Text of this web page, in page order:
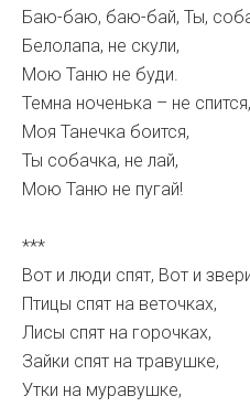
Баю-баю, баю-бай, Ты,
Белолапа, не скули,
Мою Таню не буди.
Темна ноченька – не спится,
Моя Танечка боится,
Ты собачка, не лай,
Мою Таню не пугай!
***
Вот и люди спят, Вот и
Птицы спят на веточках,
Лисы спят на горочках,
Зайки спят на травушке,
Утки на муравушке,